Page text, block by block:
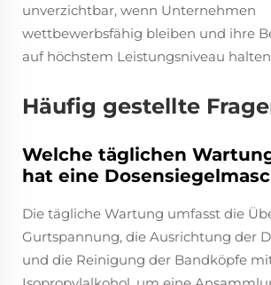
unverzichtbar, wenn Unternehmen
wettbewerbsfähig bleiben und ihre
auf höchstem Leistungsniveau
Häufig gestellte
Welche täglichen
hat eine
Die tägliche Wartung umfasst die
Gurtspannung, die Ausrichtung der
und die Reinigung der Bandköpfe